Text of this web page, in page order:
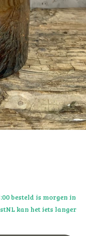
besteld is morgen in
kan het iets langer